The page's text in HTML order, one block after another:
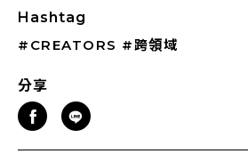
Hashtag
#CREATORS #跨領域
分享